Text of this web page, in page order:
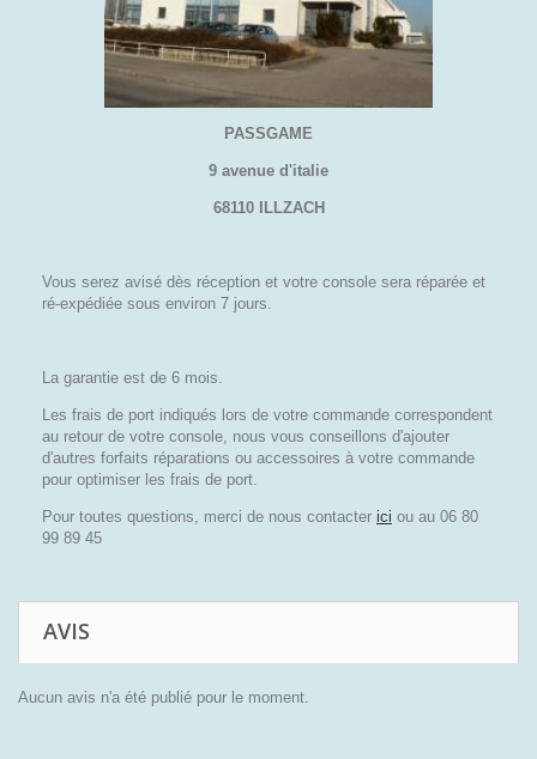
PASSGAME
9 avenue d'italie
68110 ILLZACH
Vous serez avisé dès réception et votre console sera réparée et
ré-expédiée sous environ 7 jours.
La garantie est de 6 mois.
Les frais de port indiqués lors de votre commande correspondent
au retour de votre console, nous vous conseillons d'ajouter
d'autres forfaits réparations ou accessoires à votre commande
pour optimiser les frais de port.
Pour toutes questions, merci de nous contacter ici ou au 06 80
99 89 45
AVIS
Aucun avis n'a été publié pour le moment.